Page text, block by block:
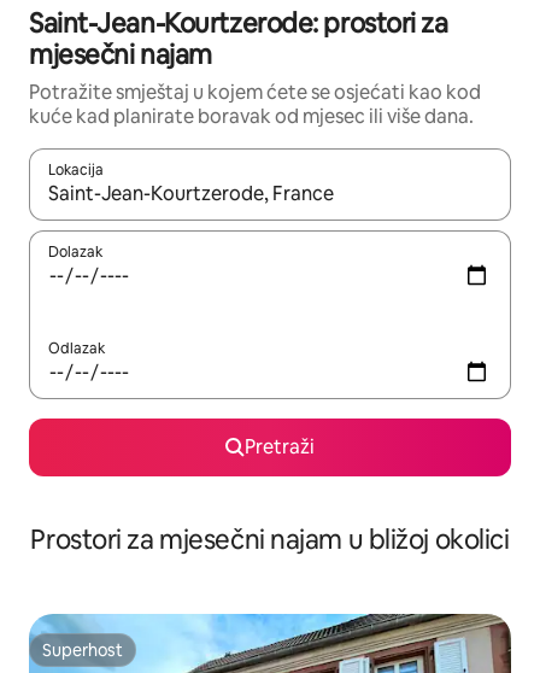
Saint-Jean-Kourtzerode: prostori za
mjesečni najam
Potražite smještaj u kojem ćete se osjećati kao kod
kuće kad planirate boravak od mjesec ili više dana.
Lokacija
Kada budu dostupni rezultati, moći ćete ih pregledati
Dolazak
Odlazak
Pretraži
Prostori za mjesečni najam u bližoj okolici
Superhost
Superhost